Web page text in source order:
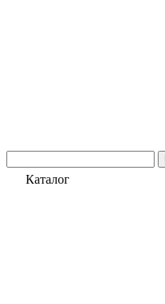
Каталог